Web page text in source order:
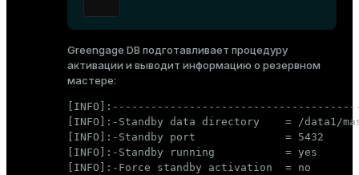
Greengage DB подготавливает процедуру
активации и выводит информацию о резервном
мастере:
[INFO]:-Standby data directory    = /data1/
[INFO]:-Standby port              = 5432
[INFO]:-Standby running           = yes
[INFO]:-Force standby activation  = no